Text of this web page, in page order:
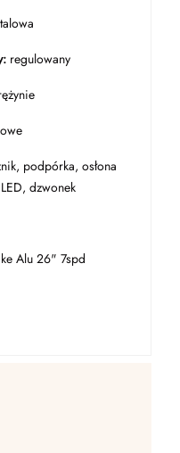
regulowany
podpórka, osłona
dzwonek
Alu 26" 7spd